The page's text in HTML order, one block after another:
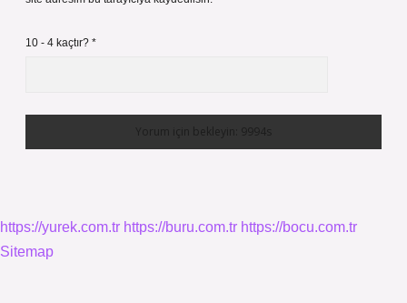
10 - 4 kaçtır? *
https://yurek.com.tr https://buru.com.tr https://bocu.com.tr
Sitemap